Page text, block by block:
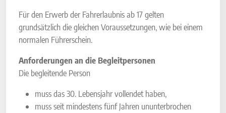
Für den Erwerb der Fahrerlaubnis ab 17 gelten
grundsätzlich die gleichen Voraussetzungen, wie bei einem
normalen Führerschein.
Anforderungen an die Begleitpersonen
Die begleitende Person
muss das 30. Lebensjahr vollendet haben,
muss seit mindestens fünf Jahren ununterbrochen